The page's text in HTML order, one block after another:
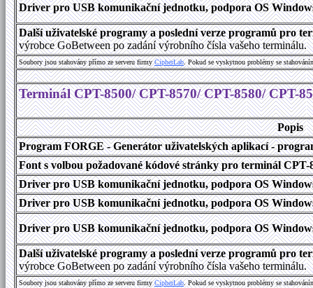
Driver pro USB komunikační jednotku, podpora OS
Další uživatelské programy a poslední verze programů pro
výrobce GoBetween po zadání výrobního čísla vašeho terminálu.
Soubory jsou stahovány přímo ze serveru firmyCipherLab. Pokud se vyskytnou problémy se
Terminál CPT-8500/ CPT-8570/ CPT-8580/ CPT-
Popis
Program FORGE - Generátor uživatelských aplikací -
Font s volbou požadované kódové stránky pro terminál
Driver pro USB komunikační jednotku, podpora OS
Driver pro USB komunikační jednotku, podpora OS
Driver pro USB komunikační jednotku, podpora OS
Další uživatelské programy a poslední verze programů pro
výrobce GoBetween po zadání výrobního čísla vašeho terminálu.
Soubory jsou stahovány přímo ze serveru firmyCipherLab. Pokud se vyskytnou problémy se